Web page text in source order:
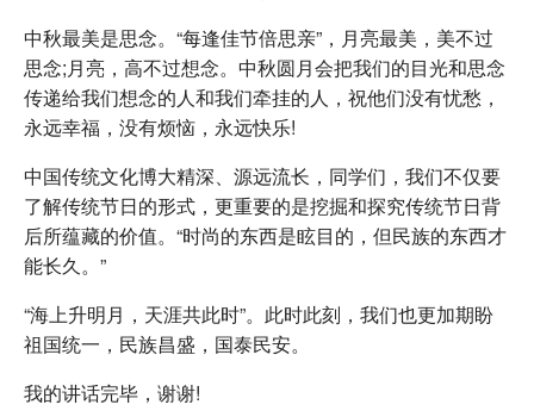
中秋最美是思念。“每逢佳节倍思亲”，月亮最美，美不过
思念;月亮，高不过想念。中秋圆月会把我们的目光和思念
传递给我们想念的人和我们牵挂的人，祝他们没有忧愁，
永远幸福，没有烦恼，永远快乐!
中国传统文化博大精深、源远流长，同学们，我们不仅要
了解传统节日的形式，更重要的是挖掘和探究传统节日背
后所蕴藏的价值。“时尚的东西是眩目的，但民族的东西才
能长久。”
“海上升明月，天涯共此时”。此时此刻，我们也更加期盼
祖国统一，民族昌盛，国泰民安。
我的讲话完毕，谢谢!